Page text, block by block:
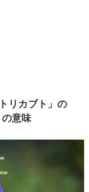
リカブト」の
意味